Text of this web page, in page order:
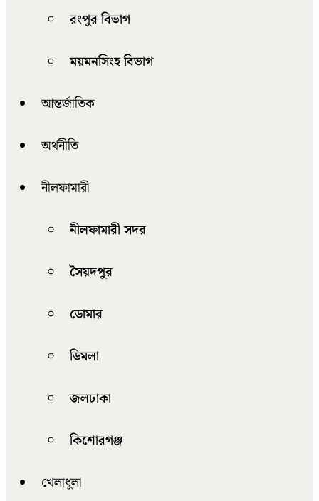
রংপুর বিভাগ
ময়মনসিংহ বিভাগ
আন্তর্জাতিক
অর্থনীতি
নীলফামারী
নীলফামারী সদর
সৈয়দপুর
ডোমার
ডিমলা
জলঢাকা
কিশোরগঞ্জ
খেলাধুলা